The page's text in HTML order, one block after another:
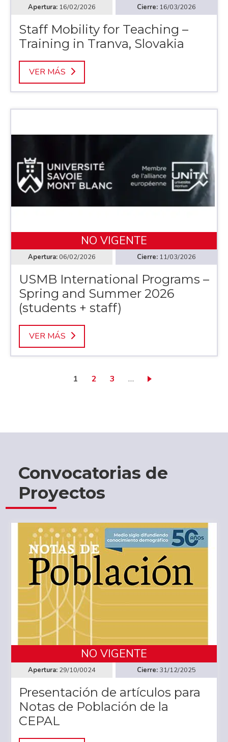
16/02/2026 16/03/2026
Staff Mobility for Teaching –
Training in Tranva, Slovakia
VER MÁS
NO VIGENTE
06/02/2026 11/03/2026
USMB International Programs –
Spring and Summer 2026
(students + staff)
VER MÁS
Página actual
1 Page
2 Page
3 …
Convocatorias de
Proyectos
NO VIGENTE
29/10/0024 31/12/2025
Presentación de artículos para
Notas de Población de la
CEPAL